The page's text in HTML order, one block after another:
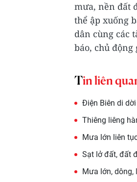
mưa, nền đất
thể ập xuống
dân cùng các
báo, chủ
Tin liên
Điện Biên di
Thiêng liêng
Mưa lớn liên
Sạt lở đất, đất
Mưa lớn, dông,